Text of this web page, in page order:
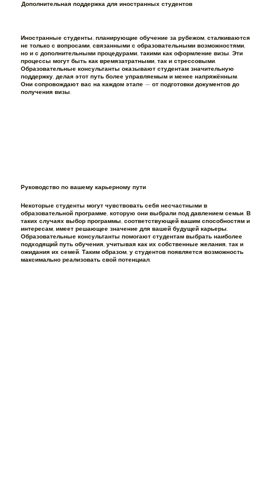
Дополнительная поддержка для иностранных студентов
Иностранные студенты, планирующие обучение за рубежом, сталкиваются
не только с вопросами, связанными с образовательными возможностями,
но и с дополнительными процедурами, такими как оформление визы. Эти
процессы могут быть как времязатратными, так и стрессовыми.
Образовательные консультанты оказывают студентам значительную
поддержку, делая этот путь более управляемым и менее напряжённым.
Они сопровождают вас на каждом этапе — от подготовки документов до
получения визы.
Руководство по вашему карьерному пути
Некоторые студенты могут чувствовать себя несчастными в
образовательной программе, которую они выбрали под давлением семьи. В
таких случаях выбор программы, соответствующей вашим способностям и
интересам, имеет решающее значение для вашей будущей карьеры.
Образовательные консультанты помогают студентам выбрать наиболее
подходящий путь обучения, учитывая как их собственные желания, так и
ожидания их семей. Таким образом, у студентов появляется возможность
максимально реализовать свой потенциал.